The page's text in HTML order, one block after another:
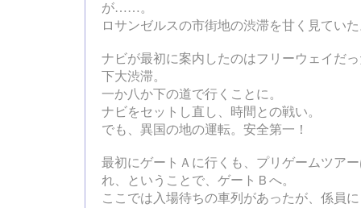
が……。
ロサンゼルスの市街地の渋滞を甘く見てい
ナビが最初に案内したのはフリーウェイだ
下大渋滞。
一か八か下の道で行くことに。
ナビをセットし直し、時間との戦い。
でも、異国の地の運転。安全第一！
最初にゲートＡに行くも、プリゲームツア
れ、ということで、ゲートＢへ。
ここでは入場待ちの車列があったが、係員